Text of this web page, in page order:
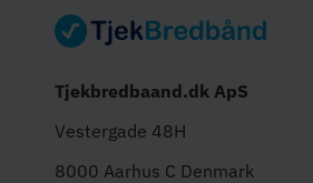
Tjekbredbaand.dk ApS
Vestergade 48H
8000 Aarhus C Denmark